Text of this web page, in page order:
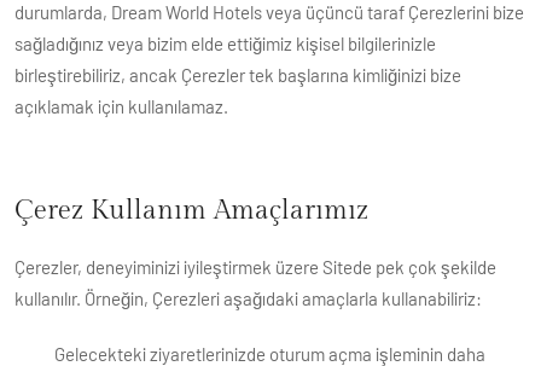
durumlarda, Dream World Hotels veya üçüncü taraf Çerezlerini bize
sağladığınız veya bizim elde ettiğimiz kişisel bilgilerinizle
birleştirebiliriz, ancak Çerezler tek başlarına kimliğinizi bize
açıklamak için kullanılamaz.
Çerez Kullanım Amaçlarımız
Çerezler, deneyiminizi iyileştirmek üzere Sitede pek çok şekilde
kullanılır. Örneğin, Çerezleri aşağıdaki amaçlarla kullanabiliriz:
Gelecekteki ziyaretlerinizde oturum açma işleminin daha